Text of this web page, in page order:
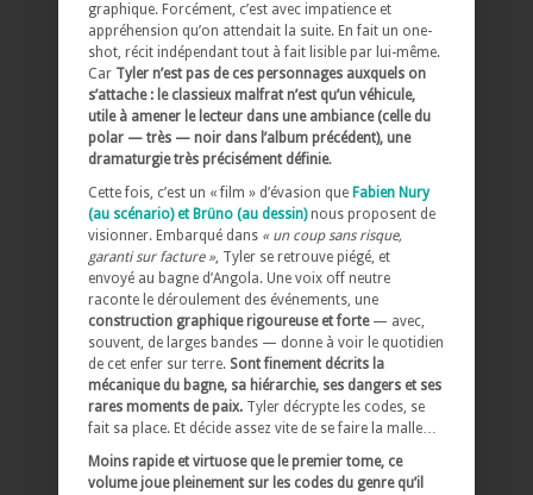
graphique. Forcément, c’est avec impatience et
appréhension qu’on attendait la suite. En fait un one-
shot, récit indépendant tout à fait lisible par lui-même.
Car Tyler n’est pas de ces personnages auxquels on
s’attache : le classieux malfrat n’est qu’un véhicule,
utile à amener le lecteur dans une ambiance (celle du
polar — très — noir dans l’album précédent), une
dramaturgie très précisément définie.
Cette fois, c’est un « film » d’évasion que Fabien Nury
(au scénario) et Brüno (au dessin)nous proposent de
visionner. Embarqué dans « un coup sans risque,
garanti sur facture », Tyler se retrouve piégé, et
envoyé au bagne d’Angola. Une voix off neutre
raconte le déroulement des événements, une
construction graphique rigoureuse et forte— avec,
souvent, de larges bandes — donne à voir le quotidien
de cet enfer sur terre. Sont finement décrits la
mécanique du bagne, sa hiérarchie, ses dangers et ses
rares moments de paix. Tyler décrypte les codes, se
fait sa place. Et décide assez vite de se faire la malle…
Moins rapide et virtuose que le premier tome, ce
volume joue pleinement sur les codes du genre qu’il